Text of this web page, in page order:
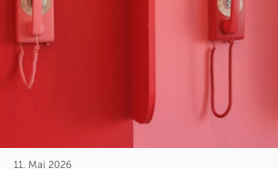
11. Mai 2026